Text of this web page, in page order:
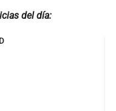
del día: